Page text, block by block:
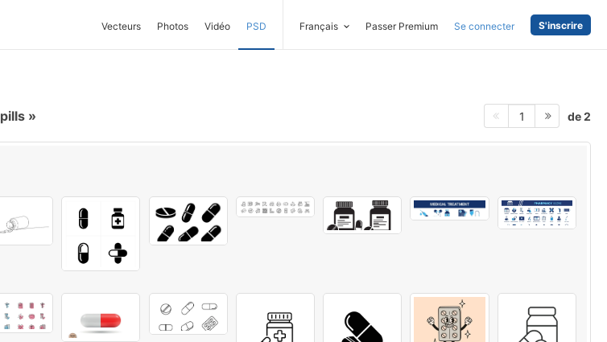
Vecteurs Photos Vidéo PSD Français Passer Premium Se connecter S'inscrire
pills 1 de 2